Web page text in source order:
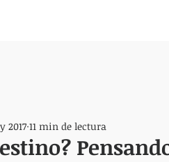
2017 11 min de lectura